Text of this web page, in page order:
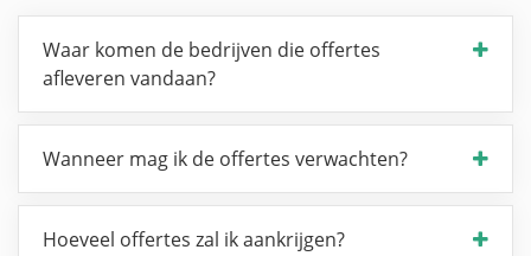
Waar komen de bedrijven die offertes
afleveren vandaan?
Wanneer mag ik de offertes verwachten?
Hoeveel offertes zal ik aankrijgen?